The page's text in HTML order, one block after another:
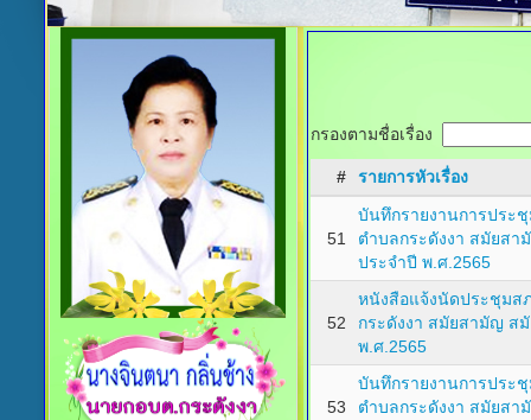
กรองตามชื่อเรื่อง
# รายการหัวเรื่อง
51
บันทึกรายงานการประ
ตำบลกระดังงา สมัยส
ประจำปี พ.ศ.2565
52
หนังสือแจ้งนัดประชุมส
กระดังงา สมัยสามัญ ส
พ.ศ.2565
53
บันทึกรายงานการประ
ตำบลกระดังงา สมัยส